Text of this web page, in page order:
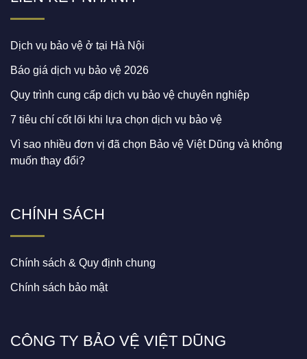
Dịch vụ bảo vệ ở tại Hà Nội
Báo giá dịch vụ bảo vệ 2026
Quy trình cung cấp dịch vụ bảo vệ chuyên nghiệp
7 tiêu chí cốt lõi khi lựa chọn dịch vụ bảo vệ
Vì sao nhiều đơn vị đã chọn Bảo vệ Việt Dũng và không
muốn thay đổi?
CHÍNH SÁCH
Chính sách & Quy định chung
Chính sách bảo mật
CÔNG TY BẢO VỆ VIỆT DŨNG